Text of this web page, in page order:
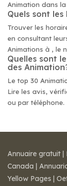
Animation dans
Quels sont
Trouver les
en consultant
Animations à , le
Quelles sont
des
Le top 30
Lire les avis,
ou par téléphone.
Annuaire gratuit |
Canada |
Yellow Pages |